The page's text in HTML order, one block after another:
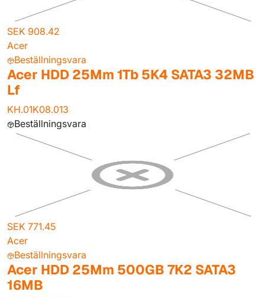
SEK 908.42
Acer
Beställningsvara
Acer HDD 25Mm 1Tb 5K4 SATA3 32MB
Lf
KH.01K08.013
Beställningsvara
SEK 771.45
Acer
Beställningsvara
Acer HDD 25Mm 500GB 7K2 SATA3
16MB